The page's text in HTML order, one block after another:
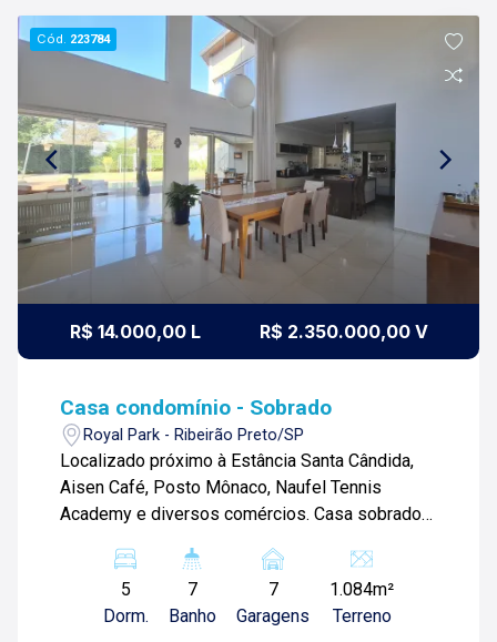
Cód. 223784
R$ 14.000,00 L R$ 2.350.000,00 V
Casa condomínio - Sobrado
Royal Park - Ribeirão Preto/SP
Localizado próximo à Estância Santa Cândida,
Aisen Café, Posto Mônaco, Naufel Tennis
Academy e diversos comércios. Casa sobrado
04 suítes; -Sala ampla 03 ambientes; -01 lavabo;
-Escritório; -Cozinha planejada; -Área de
serviços com armários e 01 banheiro; -Quintal
5
Dorm.
7
Banho
7
Garagens
1.084m²
Terreno